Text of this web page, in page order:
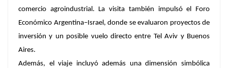
comercio agroindustrial. La visita también impulsó el Foro
Económico Argentina–Israel, donde se evaluaron proyectos de
inversión y un posible vuelo directo entre Tel Aviv y Buenos
Aires.
Además, el viaje incluyó además una dimensión simbólica